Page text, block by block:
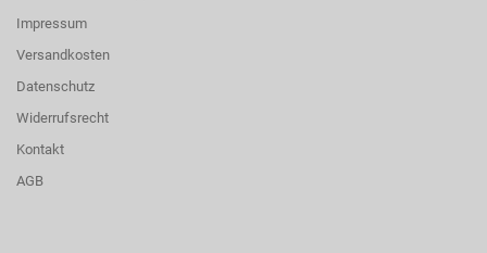
Impressum
Versandkosten
Datenschutz
Widerrufsrecht
Kontakt
AGB